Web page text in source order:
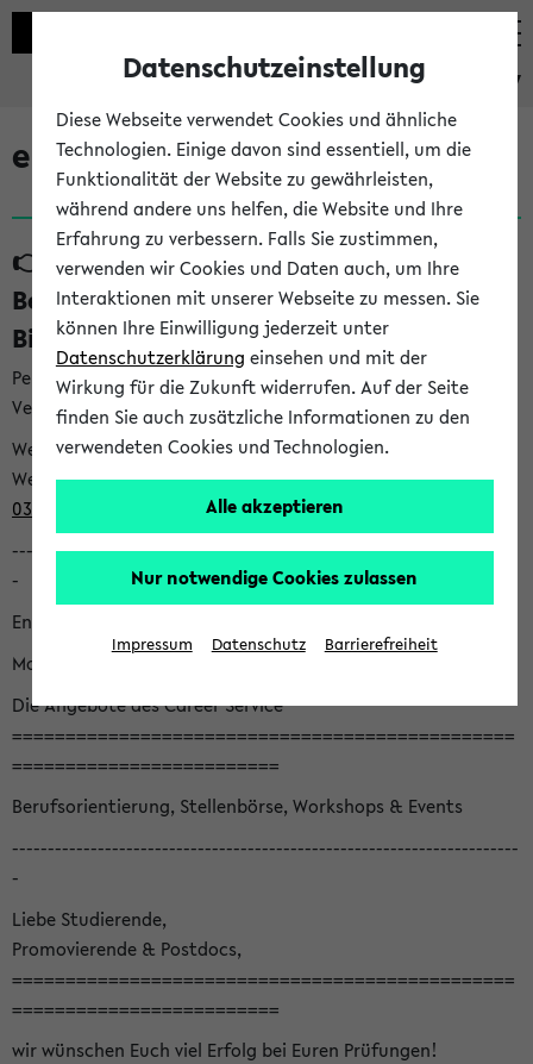
eKVV
eKVV News
👉 Neue Angebote zur
Berufsorientierung an der Universität
Bielefeld (31.07.26)
Per E-Mail eingestellt von career@uni-bielefeld.de an den
Verteiler 'Alle Studierenden':
Webansicht /
Webview <https://t9be21bfb.emailsys1a.net/mailing/203/932
0396/1007481/2/5c029be88e/index.html>
-----------------------------------------------------------------------
-
English version below
Monatsnewsletter August '26
Die Angebote des Career Service
===============================================
=========================
Berufsorientierung, Stellenbörse, Workshops & Events
-----------------------------------------------------------------------
-
Liebe Studierende,
Promovierende & Postdocs,
===============================================
=========================
wir wünschen Euch viel Erfolg bei Euren Prüfungen!
Datenschutzeinstellung
Diese Webseite verwendet Cookies und ähnliche
Technologien. Einige davon sind essentiell, um die
Funktionalität der Website zu gewährleisten,
während andere uns helfen, die Website und Ihre
Erfahrung zu verbessern. Falls Sie zustimmen,
verwenden wir Cookies und Daten auch, um Ihre
Interaktionen mit unserer Webseite zu messen. Sie
können Ihre Einwilligung jederzeit unter
Datenschutzerklärung einsehen und mit der
Wirkung für die Zukunft widerrufen. Auf der Seite
finden Sie auch zusätzliche Informationen zu den
verwendeten Cookies und Technologien.
Alle akzeptieren
Nur notwendige Cookies zulassen
Impressum Datenschutz Barrierefreiheit